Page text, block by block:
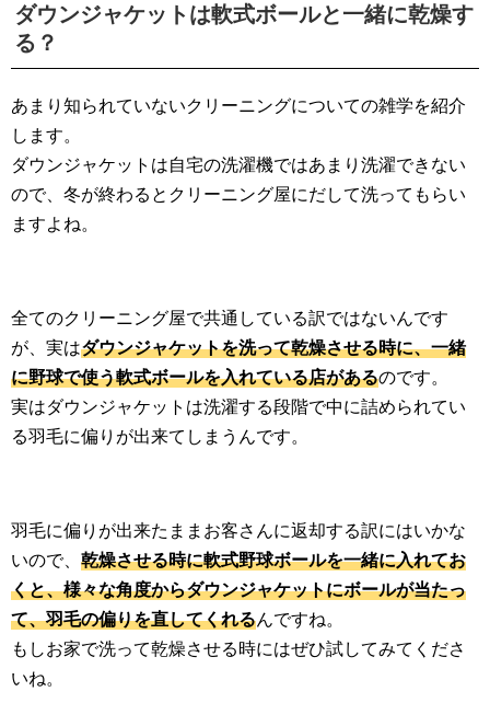
ダウンジャケットは軟式ボールと一緒に乾燥す
る？
あまり知られていないクリーニングについての雑学を紹介
します。
ダウンジャケットは自宅の洗濯機ではあまり洗濯できない
ので、冬が終わるとクリーニング屋にだして洗ってもらい
ますよね。
全てのクリーニング屋で共通している訳ではないんです
が、実はダウンジャケットを洗って乾燥させる時に、一緒
に野球で使う軟式ボールを入れている店があるのです。
実はダウンジャケットは洗濯する段階で中に詰められてい
る羽毛に偏りが出来てしまうんです。
羽毛に偏りが出来たままお客さんに返却する訳にはいかな
いので、 乾燥させる時に軟式野球ボールを一緒に入れてお
くと、様々な角度からダウンジャケットにボールが当たっ
て、羽毛の偏りを直してくれるんですね。
もしお家で洗って乾燥させる時にはぜひ試してみてくださ
いね。